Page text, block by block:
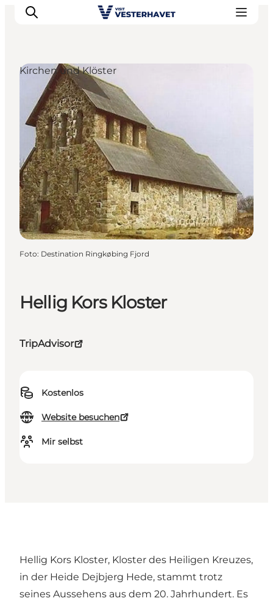
Events
Erlebnisse
Unsere Städte
Essen & Übernachtung
Tickets kaufen
Plane deine Reise
Hellig Kors Kloster
TripAdvisor
Kostenlos
Website besuchen
Mir selbst
Kirchen und Klöster
Foto: Destination Ringkøbing Fjord
Hellig Kors Kloster, Kloster des Heiligen Kreuzes,
in der Heide Dejbjerg Hede, stammt trotz
seines Aussehens aus dem 20. Jahrhundert. Es